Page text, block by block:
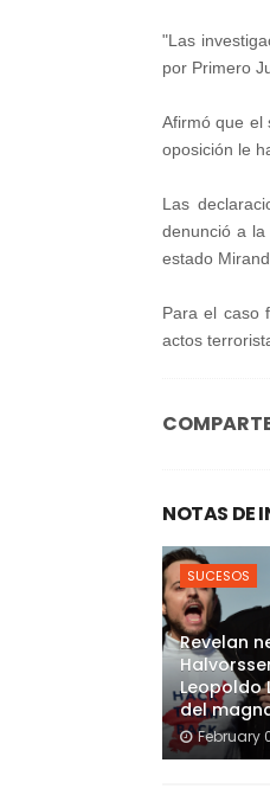
"Las
por Primero
Afirmó que el
oposición le
Las
denunció a
estado
Para el caso
actos
NOTAS DE
SUCESOS
Revelan
Leopoldo
del
February